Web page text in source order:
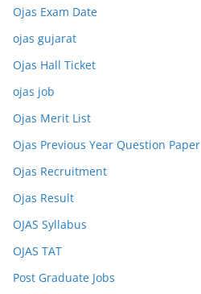
Ojas Exam Date
ojas gujarat
Ojas Hall Ticket
ojas job
Ojas Merit List
Ojas Previous Year Question Paper
Ojas Recruitment
Ojas Result
OJAS Syllabus
OJAS TAT
Post Graduate Jobs